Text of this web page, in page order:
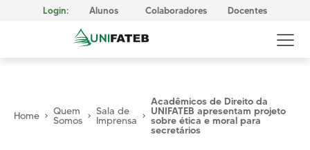
Login: Alunos Colaboradores Docentes
Home Quem
Somos
Sala de
Imprensa
Acadêmicos de Direito da
UNIFATEB apresentam projeto
sobre ética e moral para
secretários